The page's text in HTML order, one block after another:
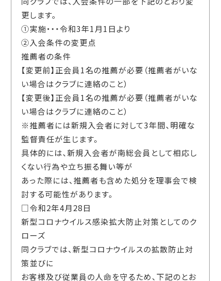
更します。
①実施・・・令和3年1月1日より
②入会条件の変更点
推薦者の条件
【変更前】正会員1名の推薦が必要（推薦者がいな
い場合はクラブに連絡のこと）
【変更後】正会員1名の推薦が必要（推薦者がいな
い場合はクラブに連絡のこと）
※推薦者には新規入会者に対して3年間、明確な
監督責任が生じます。
具体的には、新規入会者が南総会員として相応し
くない行為や立ち振る舞い等が
あった際には、推薦者も含めた処分を理事会で検
討する可能性があります。
□令和2年4月28日
新型コロナウイルス感染拡大防止対策としてのク
ローズ
同クラブでは、新型コロナウイルスの拡散防止対
策並びに
お客様及び従業員の人命を守るため、下記のとお